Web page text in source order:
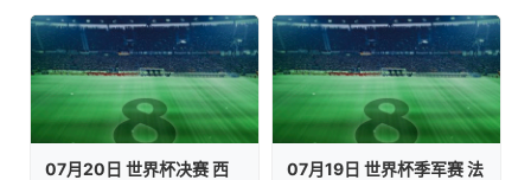
07月20日 世界杯决赛 西
07月19日 世界杯季军赛 法